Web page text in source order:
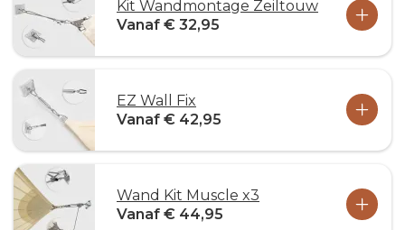
Kit Wandmontage Zeiltouw
Vanaf € 32,95
EZ Wall Fix
Vanaf € 42,95
Wand Kit Muscle x3
Vanaf € 44,95